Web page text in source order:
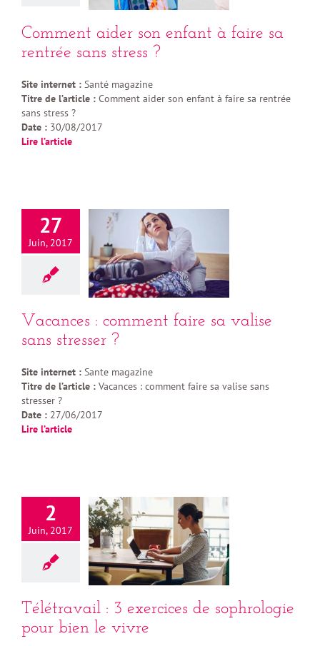
Comment aider son enfant à faire sa
rentrée sans stress ?
Site internet : Santé magazine
Titre de l’article : Comment aider son enfant à faire sa rentrée
sans stress ?
Date : 30/08/2017
Lire l’article
27
Juin, 2017
Vacances : comment faire sa valise
sans stresser ?
Site internet : Sante magazine
Titre de l’article : Vacances : comment faire sa valise sans
stresser ?
Date : 27/06/2017
Lire l’article
2
Juin, 2017
Télétravail : 3 exercices de sophrologie
pour bien le vivre